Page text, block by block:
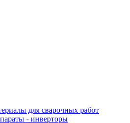
для сварочных работ
- инверторы